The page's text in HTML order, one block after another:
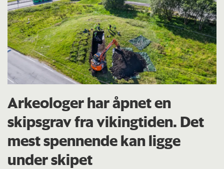
Arkeologer har åpnet en
skipsgrav fra vikingtiden. Det
mest spennende kan ligge
under skipet